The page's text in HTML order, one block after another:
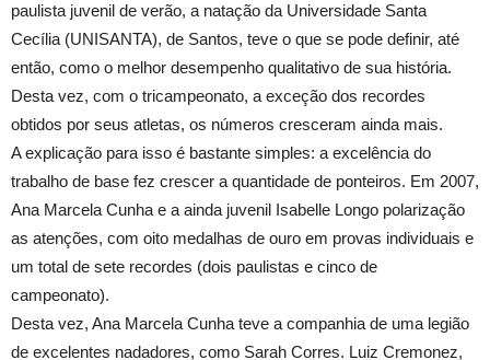
paulista juvenil de verão, a natação da Universidade Santa
Cecília (UNISANTA), de Santos, teve o que se pode definir, até
então, como o melhor desempenho qualitativo de sua história.
Desta vez, com o tricampeonato, a exceção dos recordes
obtidos por seus atletas, os números cresceram ainda mais.
A explicação para isso é bastante simples: a excelência do
trabalho de base fez crescer a quantidade de ponteiros. Em 2007,
Ana Marcela Cunha e a ainda juvenil Isabelle Longo polarização
as atenções, com oito medalhas de ouro em provas individuais e
um total de sete recordes (dois paulistas e cinco de
campeonato).
Desta vez, Ana Marcela Cunha teve a companhia de uma legião
de excelentes nadadores, como Sarah Corres. Luiz Cremonez,